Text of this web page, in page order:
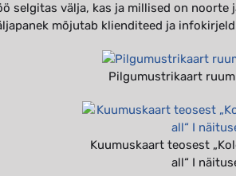
selgitas välja, kas ja millised on noorte
mõjutab klienditeed ja
Pilgumustrikaart
Kuumuskaart teosest
all“ I